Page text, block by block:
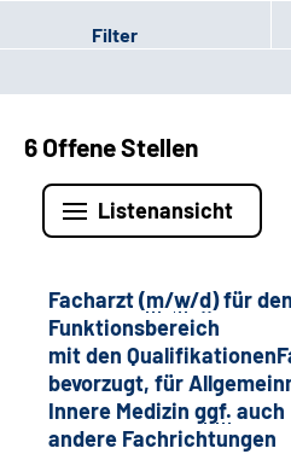
Filter
6 Offene Stellen
Listenansicht
Facharzt (m/w/d) für
Funktionsbereich
mit den
bevorzugt, für
Innere Medizin ggf. auch
andere Fachrichtungen